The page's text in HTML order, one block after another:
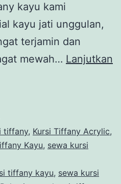
kayu kami
kayu jati unggulan,
terjamin dan
mewah… Lanjutkan
tiffany, Kursi Tiffany Acrylic,
Kayu, sewa kursi
tiffany kayu, sewa kursi